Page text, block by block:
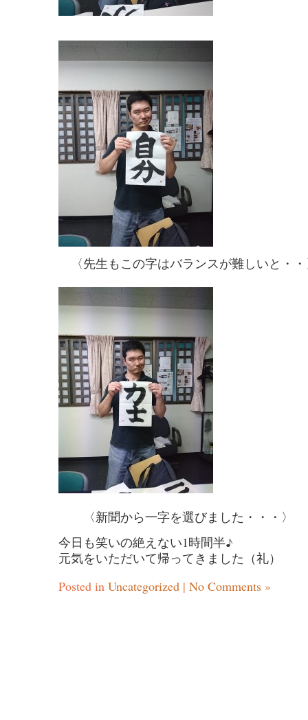
〈先生もこの字はバランスが難しいと・
〈新聞から一字を選びました・・・〉
今日も笑いの絶えない1時間半♪
元気をいただいて帰ってきました（礼）
Posted in Uncategorized| No Comments »